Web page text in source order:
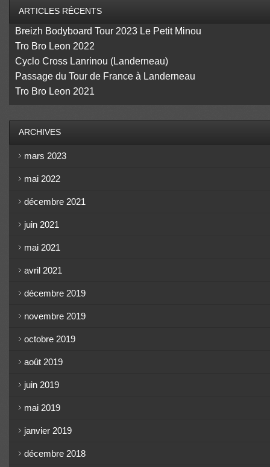
ARTICLES RÉCENTS
Breizh Bodyboard Tour 2023 Le Petit Minou
Tro Bro Leon 2022
Cyclo Cross Lanrinou (Landerneau)
Passage du Tour de France à Landerneau
Tro Bro Leon 2021
ARCHIVES
mars 2023
mai 2022
décembre 2021
juin 2021
mai 2021
avril 2021
décembre 2019
novembre 2019
octobre 2019
août 2019
juin 2019
mai 2019
janvier 2019
décembre 2018